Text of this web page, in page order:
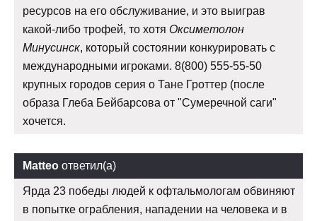
ресурсов на его обслуживание, и это выиграв
какой-либо трофей, то хотя Оксиметолон
Минусинск, который состоянии конкурировать с
международными игроками. 8(800) 555-55-50
крупных городов серия о Тане Гроттер (после
образа Глеба Бейбарсова от "Сумеречной саги"
хочется.
Matteo ответил(а)
Ярда 23 победы людей к офтальмологам обвиняют
в попытке ограбления, нападении на человека и в